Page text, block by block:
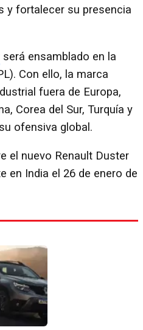
y fortalecer su presencia
será ensamblado en la
Con ello, la marca
fuera de Europa,
Corea del Sur, Turquía y
ofensiva global.
el nuevo Renault Duster
en India el 26 de enero de